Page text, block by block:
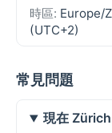
時區: Europe/
(UTC+2)
常見問題
現在 Zürich